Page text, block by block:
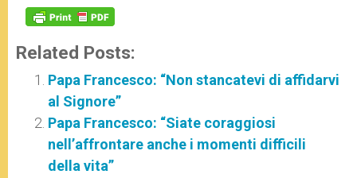
Related Posts:
Papa Francesco: “Non stancatevi di affidarvi
al Signore”
Papa Francesco: “Siate coraggiosi
nell’affrontare anche i momenti difficili
della vita”